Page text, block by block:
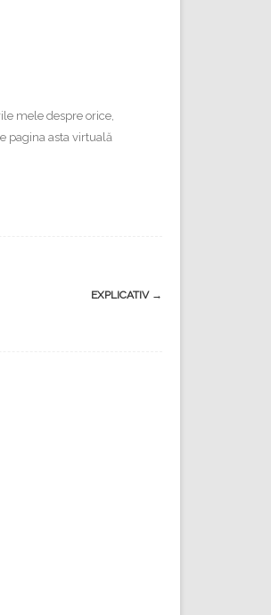
mele despre orice,
pagina asta virtuală
EXPLICATIV →